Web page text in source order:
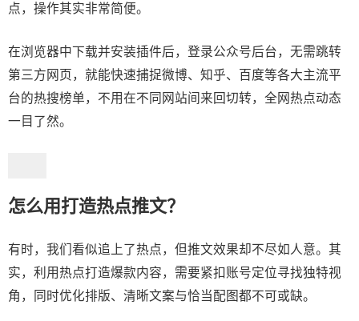
点，操作其实非常简便。
在浏览器中下载并安装插件后，登录公众号后台，无需跳转
第三方网页，就能快速捕捉微博、知乎、百度等各大主流平
台的热搜榜单，不用在不同网站间来回切转，全网热点动态
一目了然。
怎么用打造热点推文？
有时，我们看似追上了热点，但推文效果却不尽如人意。其
实，利用热点打造爆款内容，需要紧扣账号定位寻找独特视
角，同时优化排版、清晰文案与恰当配图都不可或缺。